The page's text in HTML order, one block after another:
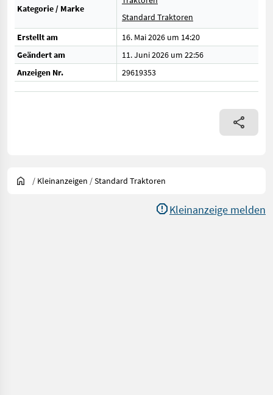
Kategorie / Marke
Standard Traktoren
Erstellt am
16. Mai 2026 um 14:20
Geändert am
11. Juni 2026 um 22:56
Anzeigen Nr.
29619353
/ Kleinanzeigen /Standard Traktoren
Kleinanzeige melden